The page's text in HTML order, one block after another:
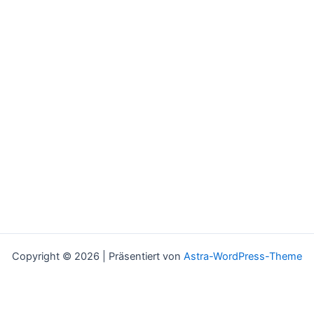
Copyright © 2026 | Präsentiert von Astra-WordPress-Theme